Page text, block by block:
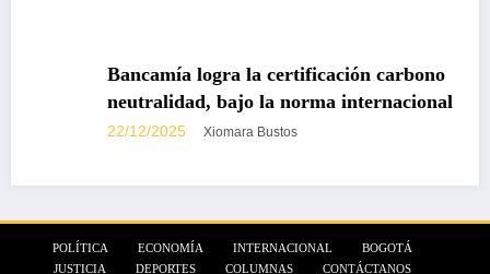
Bancamía logra la certificación carbono
neutralidad, bajo la norma internacional ISO
14068-1
22/12/2025 Xiomara Bustos
POLÍTICA ECONOMÍA INTERNACIONAL
BOGOTÁ
JUSTICIA
DEPORTES COLUMNAS CONTÁCTANOS